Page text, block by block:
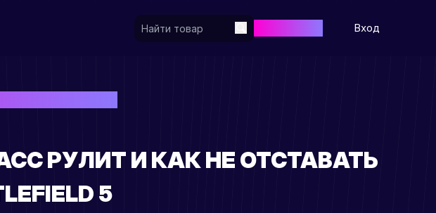
Вход
РУЛИТ И КАК НЕ ОТСТАВАТЬ
5